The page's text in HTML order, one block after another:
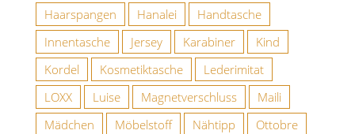
Haarspangen
Hanalei
Handtasche
Innentasche
Jersey Karabiner
Kind
Kordel
Kosmetiktasche
Lederimitat
LOXX
Luise Magnetverschluss
Maili
Mädchen
Möbelstoff Nähtipp
Ottobre